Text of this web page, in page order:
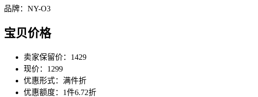
品牌：NY-O3
宝贝价格
卖家保留价：1429
现价：1299
优惠形式：满件折
优惠额度：1件6.72折